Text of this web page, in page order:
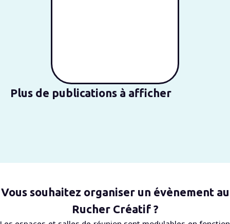
Plus de publications à afficher
Vous souhaitez organiser un évènement au
Rucher Créatif ?